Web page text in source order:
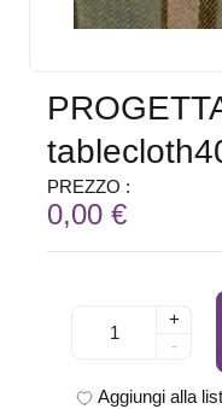
PREZZO :
0,00 €
+
-
Aggiungi alla